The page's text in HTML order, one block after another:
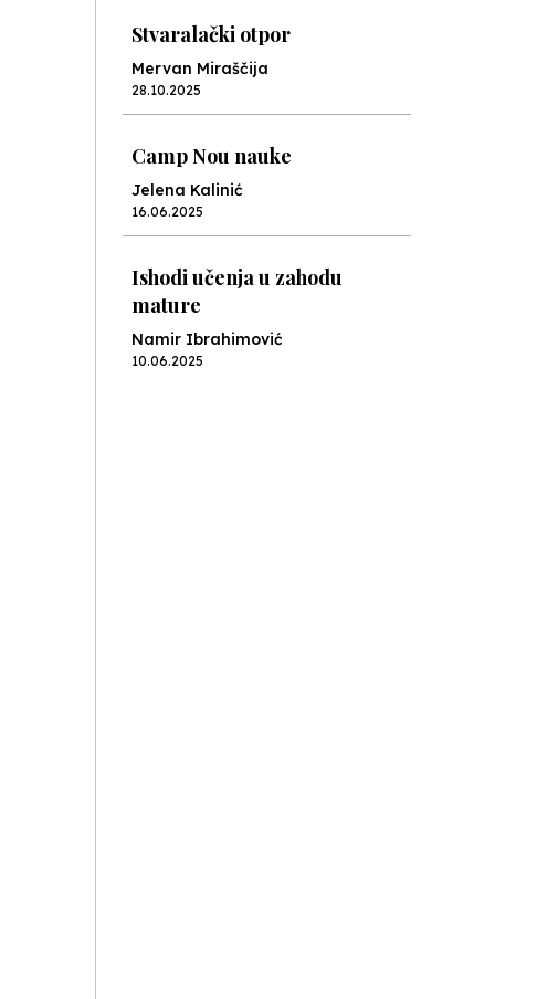
Stvaralački otpor
Mervan Miraščija
28.10.2025
Camp Nou nauke
Jelena Kalinić
16.06.2025
Ishodi učenja u zahodu
mature
Namir Ibrahimović
10.06.2025